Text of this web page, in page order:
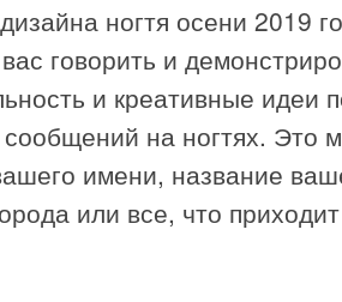
ногтя осени 2019
говорить и
и креативные идеи
на ногтях. Это
имени, название
или все, что